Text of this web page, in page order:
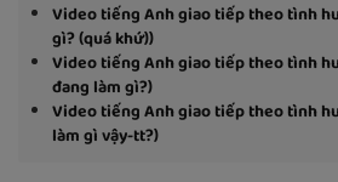
Video tiếng Anh giao tiếp theo tình
gì? (quá khứ))
Video tiếng Anh giao tiếp theo tình
đang làm gì?)
Video tiếng Anh giao tiếp theo tình
làm gì vậy-tt?)